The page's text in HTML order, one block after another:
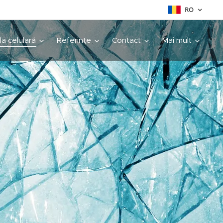
RO
celulară Referințe Contact Mai mult